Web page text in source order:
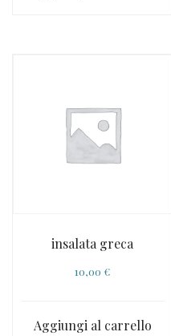
insalata greca
10,00 €
Aggiungi al carrello